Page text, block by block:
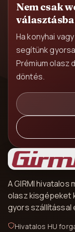
Nem csak
Ha konyhai
segítünk
Prémium olasz
döntés.
A GIRMI
olasz kisgépeket
gyors szállítással
Hivatalos HU